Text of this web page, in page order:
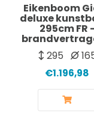
Eikenboom
deluxe
295cm FR -
295
€1.196,98